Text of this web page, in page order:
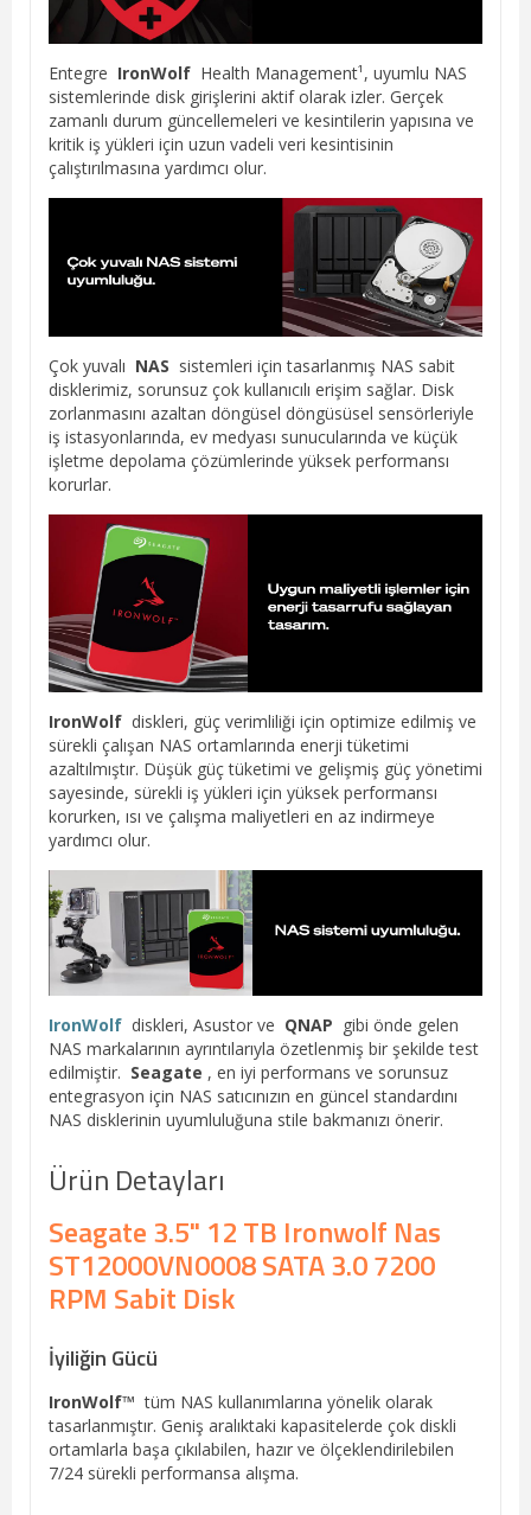
Entegre IronWolf Health Management¹, uyumlu NAS
sistemlerinde disk girişlerini aktif olarak izler. Gerçek
zamanlı durum güncellemeleri ve kesintilerin yapısına ve
kritik iş yükleri için uzun vadeli veri kesintisinin
çalıştırılmasına yardımcı olur.
Çok yuvalı NAS sistemleri için tasarlanmış NAS sabit
disklerimiz, sorunsuz çok kullanıcılı erişim sağlar. Disk
zorlanmasını azaltan döngüsel döngüsüsel sensörleriyle
iş istasyonlarında, ev medyası sunucularında ve küçük
işletme depolama çözümlerinde yüksek performansı
korurlar.
IronWolf diskleri, güç verimliliği için optimize edilmiş ve
sürekli çalışan NAS ortamlarında enerji tüketimi
azaltılmıştır. Düşük güç tüketimi ve gelişmiş güç yönetimi
sayesinde, sürekli iş yükleri için yüksek performansı
korurken, ısı ve çalışma maliyetleri en az indirmeye
yardımcı olur.
IronWolf diskleri, Asustor ve QNAP gibi önde gelen
NAS markalarının ayrıntılarıyla özetlenmiş bir şekilde test
edilmiştir. Seagate , en iyi performans ve sorunsuz
entegrasyon için NAS satıcınızın en güncel standardını
NAS disklerinin uyumluluğuna stile bakmanızı önerir.
Ürün Detayları
Seagate 3.5" 12 TB Ironwolf Nas
ST12000VN0008 SATA 3.0 7200
RPM Sabit Disk
İyiliğin Gücü
IronWolf™ tüm NAS kullanımlarına yönelik olarak
tasarlanmıştır. Geniş aralıktaki kapasitelerde çok diskli
ortamlarla başa çıkılabilen, hazır ve ölçeklendirilebilen
7/24 sürekli performansa alışma.